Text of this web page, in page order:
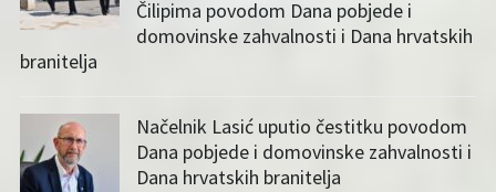
Čilipima povodom Dana pobjede i
domovinske zahvalnosti i Dana hrvatskih
branitelja
Načelnik Lasić uputio čestitku povodom
Dana pobjede i domovinske zahvalnosti i
Dana hrvatskih branitelja